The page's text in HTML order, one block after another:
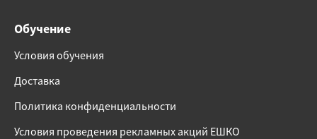
Обучение
Условия обучения
Доставка
Политика конфиденциальности
Условия проведения рекламных акций ЕШКО